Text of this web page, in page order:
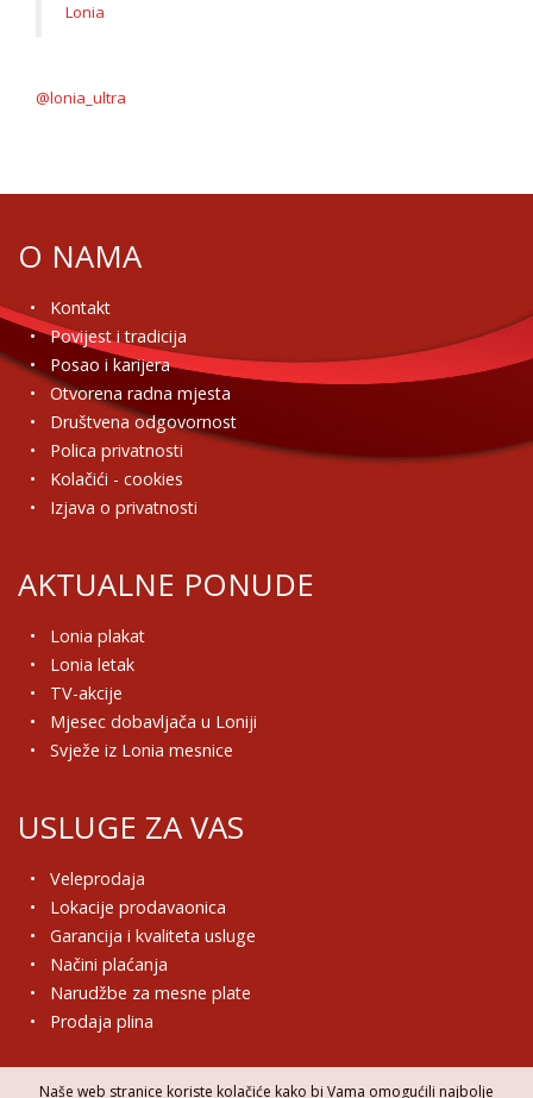
Lonia
@lonia_ultra
O NAMA
Kontakt
Povijest i tradicija
Posao i karijera
Otvorena radna mjesta
Društvena odgovornost
Polica privatnosti
Kolačići - cookies
Izjava o privatnosti
AKTUALNE PONUDE
Lonia plakat
Lonia letak
TV-akcije
Mjesec dobavljača u Loniji
Svježe iz Lonia mesnice
USLUGE ZA VAS
Veleprodaja
Lokacije prodavaonica
Garancija i kvaliteta usluge
Načini plaćanja
Narudžbe za mesne plate
Prodaja plina
Naše web stranice koriste kolačiće kako bi Vama omogućili najbolje